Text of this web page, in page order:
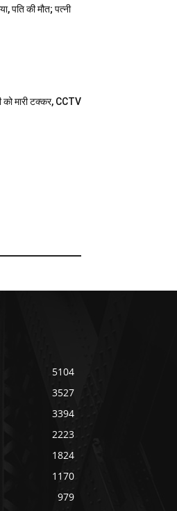
पति की मौत; पत्नी
मारी टक्कर, CCTV
5104
3527
3394
2223
1824
1170
979